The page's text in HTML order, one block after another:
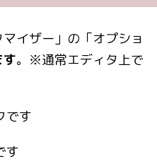
イザー」の「オプショ
。※通常エディタ上で
です
す